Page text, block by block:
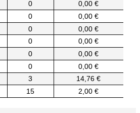
0
0,00 €
0
0,00 €
0
0,00 €
0
0,00 €
0
0,00 €
0
0,00 €
3
14,76 €
15 2,00 €